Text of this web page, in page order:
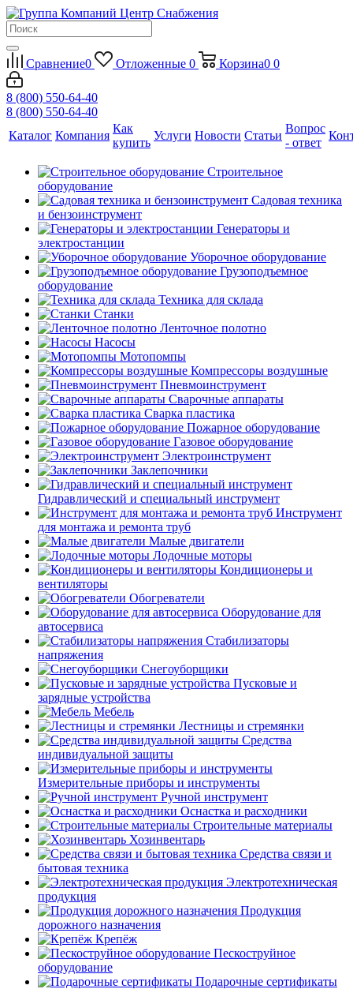
Сравнение0 Отложенные 0 Корзина0 0
8 (800) 550-64-40
8 (800) 550-64-40
Каталог Компания
Как
купить
Услуги Новости Статьи
Вопрос
- ответ
Строительное
оборудование
Садовая техника
и бензоинструмент
Генераторы и
электростанции
Уборочное оборудование
Грузоподъемное
оборудование
Техника для склада
Станки
Ленточное полотно
Насосы
Мотопомпы
Компрессоры воздушные
Пневмоинструмент
Сварочные аппараты
Сварка пластика
Пожарное оборудование
Газовое оборудование
Электроинструмент
Заклепочники
Гидравлический и специальный инструмент
Инструмент
для монтажа и ремонта труб
Малые двигатели
Лодочные моторы
Кондиционеры и
вентиляторы
Обогреватели
Оборудование для
автосервиса
Стабилизаторы
напряжения
Снегоуборщики
Пусковые и
зарядные устройства
Мебель
Лестницы и стремянки
Средства
индивидуальной защиты
Измерительные приборы и инструменты
Ручной инструмент
Оснастка и расходники
Строительные материалы
Хозинвентарь
Средства связи и
бытовая техника
Электротехническая
продукция
Продукция
дорожного назначения
Крепёж
Пескоструйное
оборудование
Подарочные сертификаты